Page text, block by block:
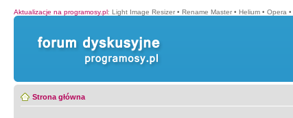
Aktualizacje na programosy.pl: Light Image Resizer • Rename Master • Helium • Opera •
Strona główna